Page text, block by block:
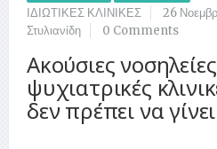
ΙΔΙΩΤΙΚΕΣ ΚΛΙΝΙΚΕΣ
26
Στυλιανίδη
0 Comments
Ακούσιες
ψυχιατρικές
δεν πρέπει να